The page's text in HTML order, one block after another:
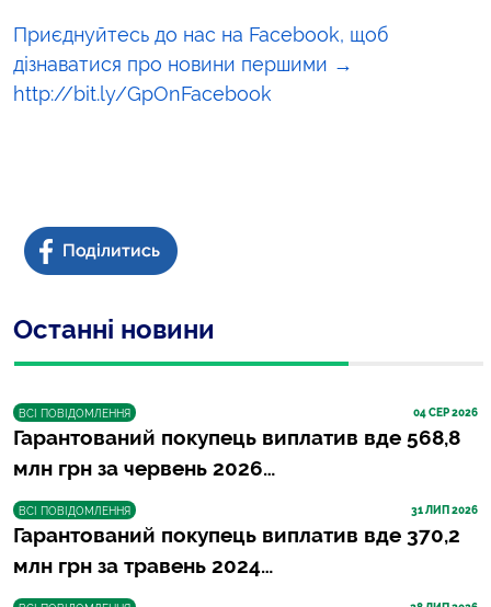
Приєднуйтесь до нас на Facebook, щоб
дізнаватися про новини першими →
http://bit.ly/GpOnFacebook
Останні новини
ВСІ ПОВІДОМЛЕННЯ 04 СЕР 2026
Гарантований покупець виплатив вде 568,8
млн грн за червень 2026…
ВСІ ПОВІДОМЛЕННЯ 31 ЛИП 2026
Гарантований покупець виплатив вде 370,2
млн грн за травень 2024…